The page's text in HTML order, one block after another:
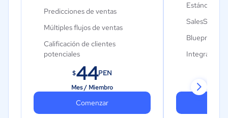
Predicciones de ventas
Múltiples flujos de ventas
Calificación de clientes
potenciales
Integración de Office 365
Sincronización con Google
Cadencias
$44PEN
Mes / Miembro
Comenzar
Estándar más
SalesSignals
Blueprint
Integración